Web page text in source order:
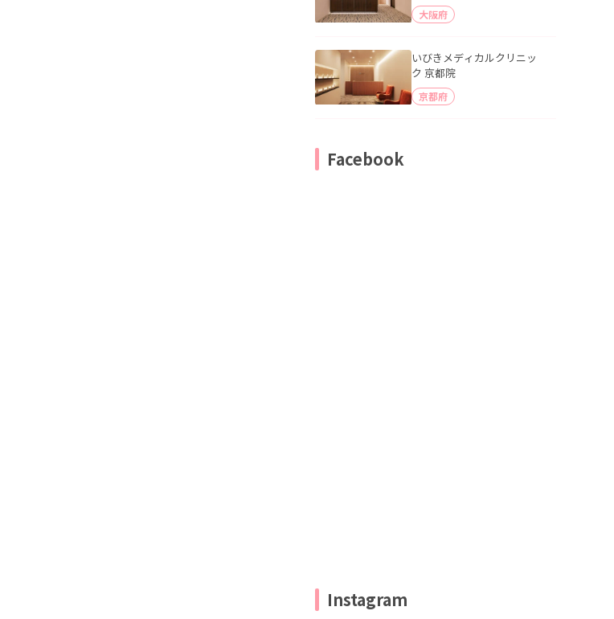
大阪府
いびきメディカルクリニッ
ク 京都院
京都府
Facebook
Instagram